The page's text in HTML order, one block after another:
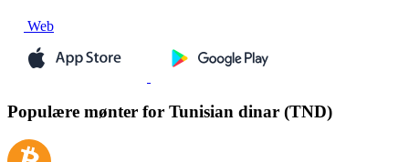
Web
Populære mønter for Tunisian dinar (TND)